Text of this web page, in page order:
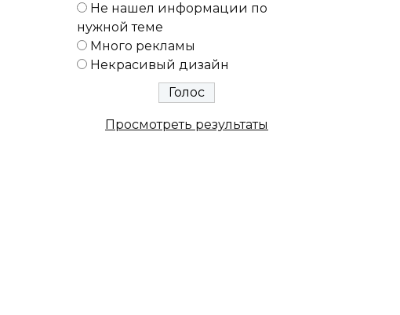
Не нашел информации по
нужной теме
Много рекламы
Некрасивый дизайн
Просмотреть результаты